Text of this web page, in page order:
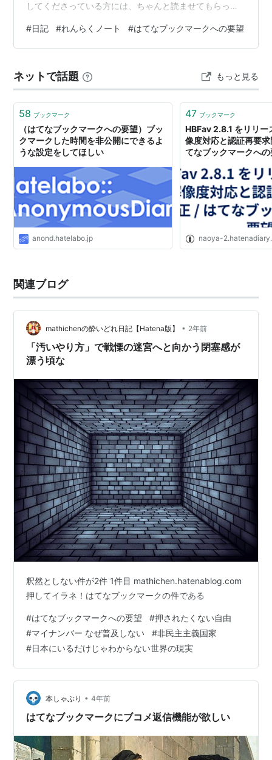
してくださっている方には、ちゃんと読ませてもらって
す。 それがもう、申し訳なくて申し訳なくて。 はてなブ
ックマーク、そろそろ具合を治してもらえませんかね。
っているんですよね。 何年も、ずっと。 それがどうにか
ならないものかと、ため息をついているわけです。 どう
してこんな不具合治さないのかな！ 不思議…
#日記 #れんらくノート #はてなブックマークへの要望
ネットで話題 もっと見る
58 ブックマーク
（はてなブックマークへの要望）ブッ
クマークした時間を非公開にできるよ
うな設定をしてほしい
anond.hatelabo.jp
47 ブックマーク
HBFav 2.8.1 をリリ
像度対応と認証再要
てなブックマークへ
naoya-
関連ブログ
mathichenの酔いどれ日記【Hatena版】 • 2年前
「汚いやり方」で戦慄の迷宮へと向かう閉塞感が
漂う頃な
釈然としない件が2件 1件目 mathichen.hatenablog.com
押してイラネ！はてなブックマークの件である
#はてなブックマークへの要望 #押されたくない自由
#マイナンバー なぜ普及しない #非民主主義国家
#日本にいるだけじゃわからない世界の現実
本しゃぶり • 4年前
はてなブックマークにブコメ返信機能が欲しい